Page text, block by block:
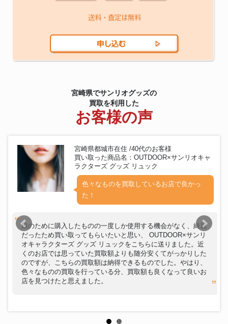
宮崎県でサンリオグッズの
買取を利用した
お客様の声
宮崎県都城市在住 /40代のお客様
買い取った商品名：OUTDOOR×サンリオキャ
ラクターズ グッズ リュック
色々なものを買取しているお店で良かっ
た！
娘のために購入したものの一度しか使用する機会がなく、綺麗
だったため買い取ってもらいたいと思い、 OUTDOOR×サンリ
オキャラクターズ グッズ リュックをこちらに送りました。近
くのお店では思っていた買取額よりも随分安くてがっかりした
のですが、こちらの買取額は納得できるものでした。やはり、
色々なものの買取を行っている分、買取額も良くなって良いお
店を見つけたと思えました。